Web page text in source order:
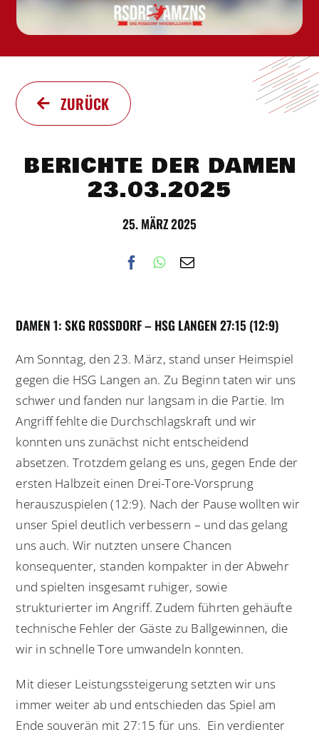
ZURÜCK
BERICHTE DER DAMEN
23.03.2025
25. MÄRZ 2025
DAMEN 1: SKG ROSSDORF – HSG LANGEN 27:15 (12:9)
Am Sonntag, den 23. März, stand unser Heimspiel
gegen die HSG Langen an. Zu Beginn taten wir uns
schwer und fanden nur langsam in die Partie. Im
Angriff fehlte die Durchschlagskraft und wir
konnten uns zunächst nicht entscheidend
absetzen. Trotzdem gelang es uns, gegen Ende der
ersten Halbzeit einen Drei-Tore-Vorsprung
herauszuspielen (12:9). Nach der Pause wollten wir
unser Spiel deutlich verbessern – und das gelang
uns auch. Wir nutzten unsere Chancen
konsequenter, standen kompakter in der Abwehr
und spielten insgesamt ruhiger, sowie
strukturierter im Angriff. Zudem führten gehäufte
technische Fehler der Gäste zu Ballgewinnen, die
wir in schnelle Tore umwandeln konnten.
Mit dieser Leistungssteigerung setzten wir uns
immer weiter ab und entschieden das Spiel am
Ende souverän mit 27:15 für uns. Ein verdienter